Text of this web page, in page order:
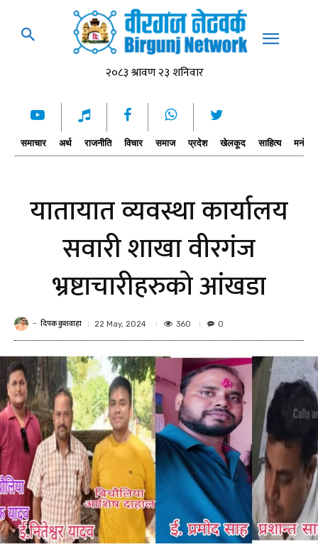
समाचार अर्थ राजनीति विचार समाज प्रदेश खेलकूद साहित्य
यातायात व्यवस्था कार्यालय
सवारी शाखा वीरगंज
भ्रष्टाचारीहरुको आंखडा
- दिपक कुशवाहा 22 May, 2024 360 0